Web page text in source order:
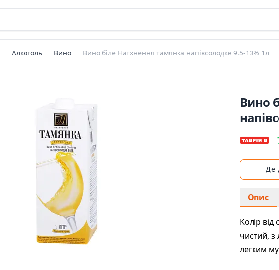
Алкоголь Вино Вино біле Натхнення тамянка напівсолодке 9.5-13% 1л
Вино
Де
Опис
Колір
чистий, з
легким